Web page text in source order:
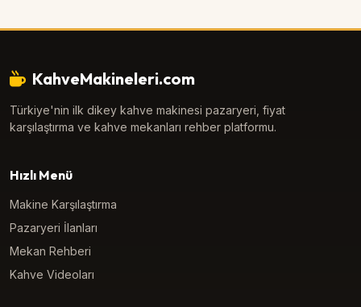
KahveMakineleri.com
Türkiye'nin ilk dikey kahve makinesi pazaryeri, fiyat
karşılaştırma ve kahve mekanları rehber platformu.
Hızlı Menü
Makine Karşılaştırma
Pazaryeri İlanları
Mekan Rehberi
Kahve Videoları